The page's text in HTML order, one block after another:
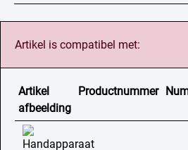
Artikel is compatibel met:
Artikel
afbeelding
Productnummer